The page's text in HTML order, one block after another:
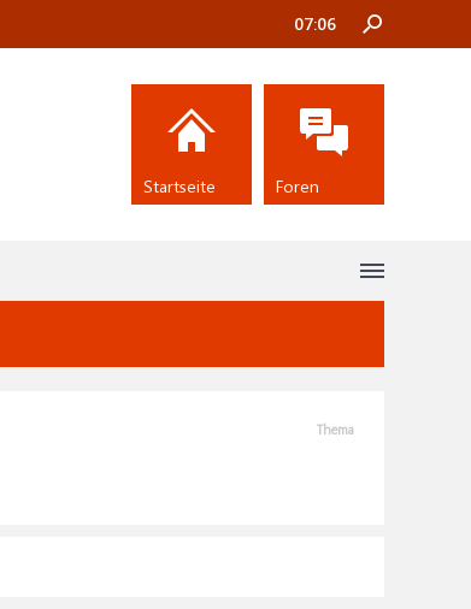
Thema
07:06
Startseite Foren